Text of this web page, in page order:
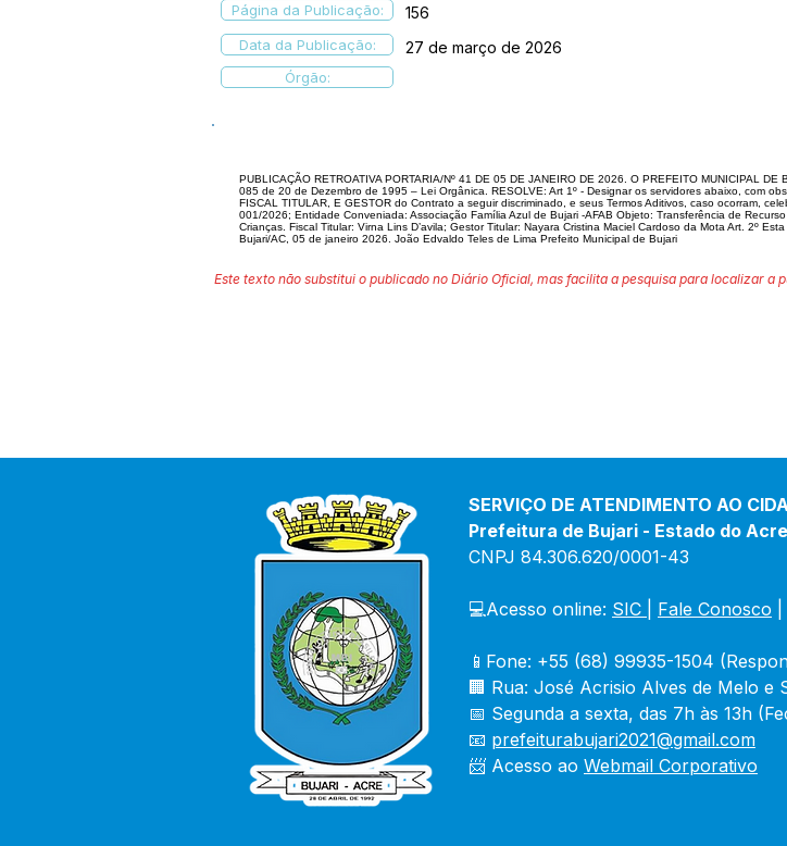
Página da Publicação: 156
Data da Publicação: 27 de março de 2026
Órgão:
PUBLICAÇÃO RETROATIVA PORTARIA/Nº 41 DE 05 DE JANEIRO DE 2026. O PREFEITO MUNICIPAL
085 de 20 de Dezembro de 1995 – Lei Orgânica. RESOLVE: Art 1º - Designar os servidores abaixo, com
FISCAL TITULAR, E GESTOR do Contrato a seguir discriminado, e seus Termos Aditivos, caso ocorram,
001/2026; Entidade Conveniada: Associação Família Azul de Bujari -AFAB Objeto: Transferência de
Crianças. Fiscal Titular: Virna Lins D’avila; Gestor Titular: Nayara Cristina Maciel Cardoso da Mota Art. 2º
Bujari/AC, 05 de janeiro 2026. João Edvaldo Teles de Lima Prefeito Municipal de Bujari
Este texto não substitui o publicado no Diário Oficial, mas facilita a pesquisa para localizar a
SERVIÇO DE ATENDIMENTO AO
Prefeitura de Bujari - Estado do Acre
CNPJ 84.306.620/0001-43
💻Acesso online: SIC Fale Conosco
📱Fone: +55 (68) 99935-1504
🏢 Rua: José Acrisio Alves de Melo e
📅 Segunda a sexta, das 7h às 13h
📧 prefeiturabujari2021@gmail.com
📨 Acesso ao Webmail Corporativo